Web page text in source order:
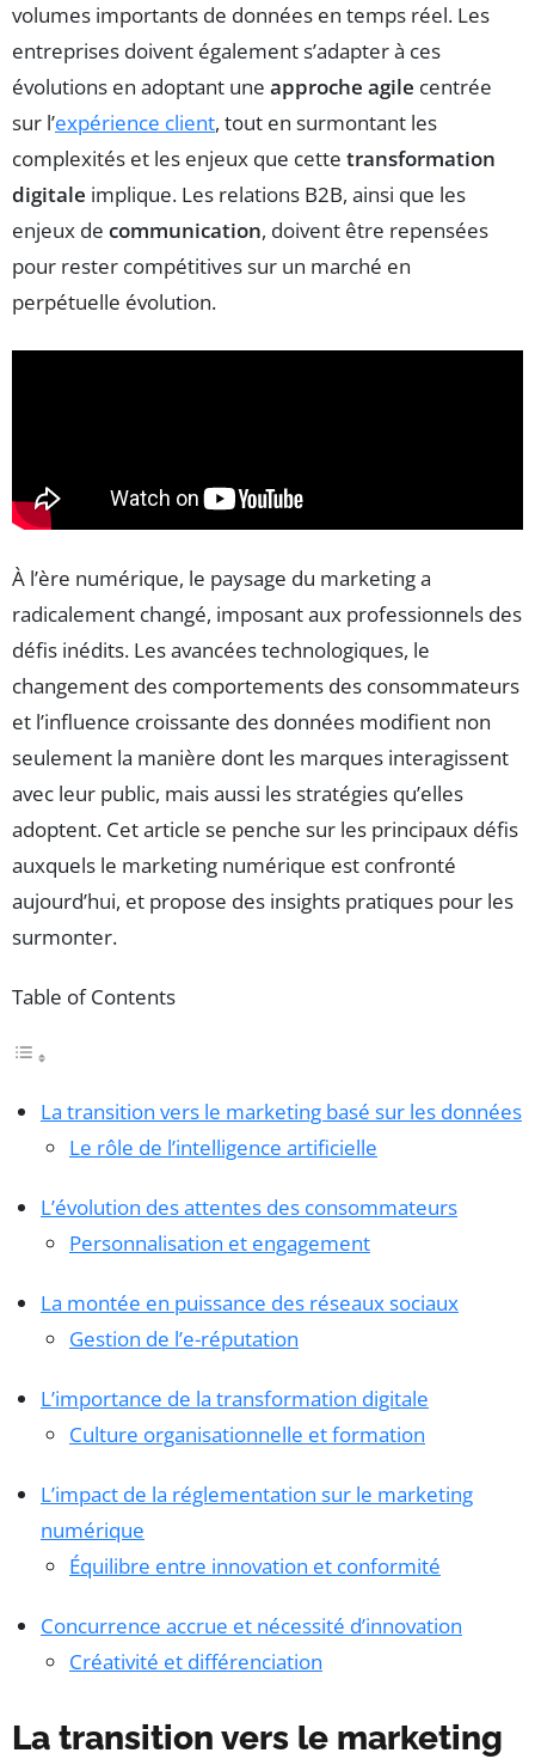
volumes importants de données en temps réel. Les
entreprises doivent également s’adapter à ces
évolutions en adoptant une approche agile centrée
sur l’expérience client, tout en surmontant les
complexités et les enjeux que cette transformation
digitale implique. Les relations B2B, ainsi que les
enjeux de communication, doivent être repensées
pour rester compétitives sur un marché en
perpétuelle évolution.
À l’ère numérique, le paysage du marketing a
radicalement changé, imposant aux professionnels des
défis inédits. Les avancées technologiques, le
changement des comportements des consommateurs
et l’influence croissante des données modifient non
seulement la manière dont les marques interagissent
avec leur public, mais aussi les stratégies qu’elles
adoptent. Cet article se penche sur les principaux défis
auxquels le marketing numérique est confronté
aujourd’hui, et propose des insights pratiques pour les
surmonter.
Table of Contents
La transition vers le marketing basé sur les données
Le rôle de l’intelligence artificielle
L’évolution des attentes des consommateurs
Personnalisation et engagement
La montée en puissance des réseaux sociaux
Gestion de l’e-réputation
L’importance de la transformation digitale
Culture organisationnelle et formation
L’impact de la réglementation sur le marketing
numérique
Équilibre entre innovation et conformité
Concurrence accrue et nécessité d’innovation
Créativité et différenciation
La transition vers le marketing